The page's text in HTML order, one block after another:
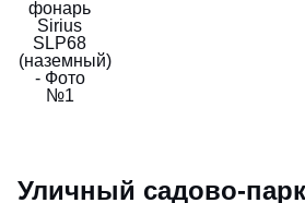
Уличный садово-